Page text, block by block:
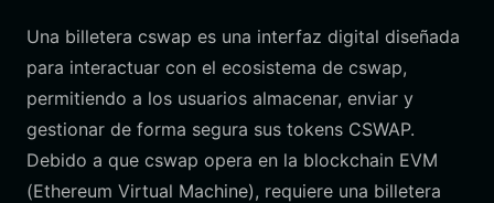
Una billetera cswap es una interfaz digital diseñada
para interactuar con el ecosistema de cswap,
permitiendo a los usuarios almacenar, enviar y
gestionar de forma segura sus tokens CSWAP.
Debido a que cswap opera en la blockchain EVM
(Ethereum Virtual Machine), requiere una billetera